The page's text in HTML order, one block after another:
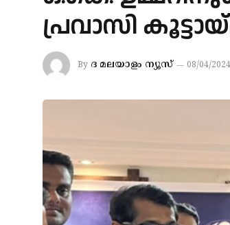
പ്രവാസി
By ദ മലയാളം ന്യൂസ് 08/04/2024